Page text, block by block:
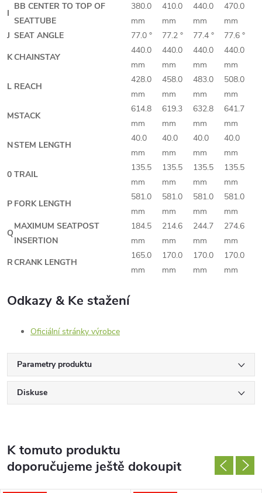
I
BB CENTER TO TOP OF
SEATTUBE
380.0
mm
410.0
mm
440.0
mm
470.0
mm
J SEAT ANGLE 77.0 ° 77.2 ° 77.4 °
77.6 °
KCHAINSTAY
440.0
mm
440.0
mm
440.0
mm
440.0
mm
L REACH
428.0
mm
458.0
mm
483.0
mm
508.0
mm
MSTACK
614.8
mm
619.3
mm
632.8
mm
641.7
mm
NSTEM LENGTH
40.0
mm
40.0
mm
40.0
mm
40.0
mm
0 TRAIL
135.5
mm
135.5
mm
135.5
mm
135.5
mm
P FORK LENGTH
581.0
mm
581.0
mm
581.0
mm
581.0
mm
Q
MAXIMUM SEATPOST
INSERTION
184.5
mm
214.6
mm
244.7
mm
274.6
mm
RCRANK LENGTH
165.0
mm
170.0
mm
170.0
mm
170.0
mm
Odkazy & Ke stažení
Oficiální stránky výrobce
Parametry produktu
Diskuse
K tomuto produktu
doporučujeme ještě dokoupit